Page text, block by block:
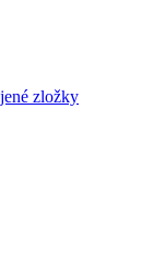
zložky